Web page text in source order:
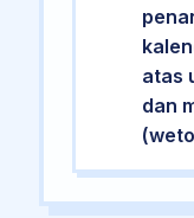
atas
dan